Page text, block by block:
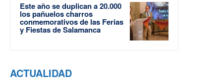
Este año se duplican a 20.000
los pañuelos charros
conmemorativos de las Ferias
y Fiestas de Salamanca
ACTUALIDAD